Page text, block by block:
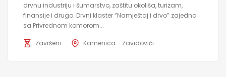
drvnu industriju i šumarstvo, zaštitu okoliša, turizam,
finansije i drugo. Drvni klaster “Namještaj i drvo” zajedno
sa Privrednom komorom...
Završeni Kamenica - Zavidovići